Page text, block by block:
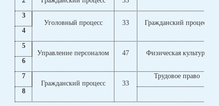
3
Уголовный процесс
33
Гражданский процесс
4
5
Управление персоналом
47
Физическая культура
6
7
Гражданский процесс
33
Трудовое право
8